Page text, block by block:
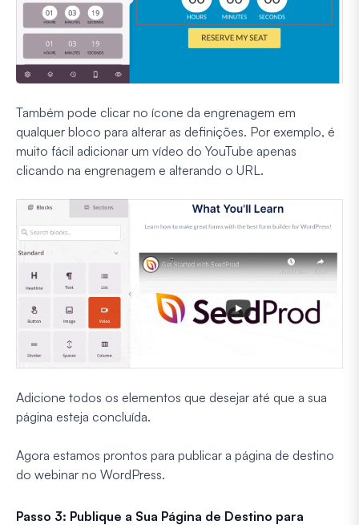
Também pode clicar no ícone da engrenagem em
qualquer bloco para alterar as definições. Por exemplo, é
muito fácil adicionar um vídeo do YouTube apenas
clicando na engrenagem e alterando o URL.
Adicione todos os elementos que desejar até que a sua
página esteja concluída.
Agora estamos prontos para publicar a página de destino
do webinar no WordPress.
Passo 3: Publique a Sua Página de Destino para